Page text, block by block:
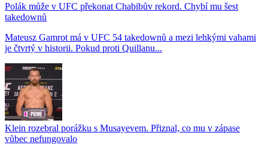
Polák může v UFC překonat Chabibův rekord. Chybí mu šest
takedownů
Mateusz Gamrot má v UFC 54 takedownů a mezi lehkými vahami
je čtvrtý v historii. Pokud proti Quillanu...
Klein rozebral porážku s Musayevem. Přiznal, co mu v zápase
vůbec nefungovalo